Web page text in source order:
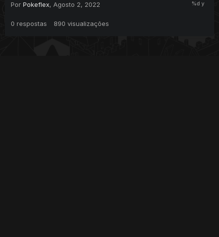
Por Pokeflex, Agosto 2, 2022
0 respostas 890 visualizações